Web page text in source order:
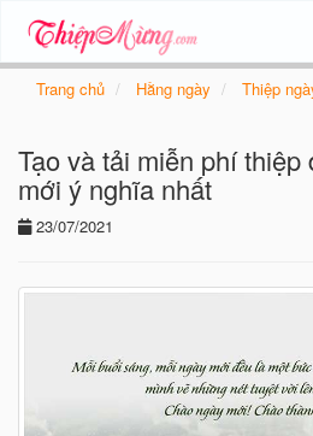
Trang chủ Hằng ngày Thiệp
Tạo và tải miễn phí thiệp
mới ý nghĩa nhất
23/07/2021